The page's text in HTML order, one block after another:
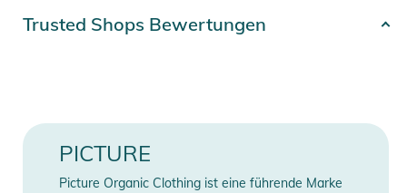
und Tragekomfort.
HERMIANCE PANTS ausgezeichnete Wetterbeständigkeit.
Diese beiden Technologien bieten zusammen mit den
Farbe white
Trusted Shops Bewertungen
PICTURE
Picture Organic Clothing ist eine führende Marke